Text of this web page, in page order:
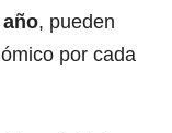
, pueden
por cada